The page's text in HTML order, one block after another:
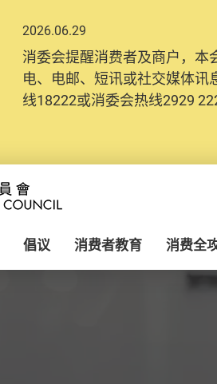
2026.06.29
消委会提醒消费者及商户，
电、电邮、短讯或社交媒体
线18222或消委会热线2929
2025.10.31
为提升使用者体验及网络安
消费者需要提供基本联络资
纪录将清晰整合于帐户中，方
倡议 消费者教育 消费全